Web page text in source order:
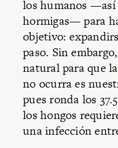
los humanos —así
hormigas— para
objetivo:
paso. Sin
natural para que
no ocurra es
pues ronda los
los hongos
una infección